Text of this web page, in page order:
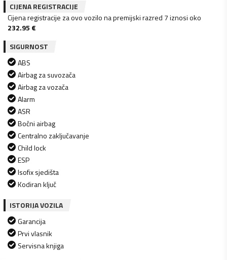
CIJENA REGISTRACIJE
Cijena registracije za ovo vozilo na premijski razred 7 iznosi oko
232.95 €
SIGURNOST
ABS
Airbag za suvozača
Airbag za vozača
Alarm
ASR
Bočni airbag
Centralno zaključavanje
Child lock
ESP
Isofix sjedišta
Kodiran ključ
ISTORIJA VOZILA
Garancija
Prvi vlasnik
Servisna knjiga